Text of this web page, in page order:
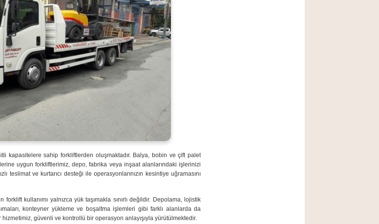
kapasitelere sahip forkliftlerden oluşmaktadır. Balya, bobin ve çift palet
uygun forkliftlerimiz, depo, fabrika veya inşaat alanlarındaki işlerinizi
teslimat ve kurtarıcı desteği ile operasyonlarınızın kesintiye uğramasını
kullanımı yalnızca yük taşımakla sınırlı değildir. Depolama, lojistik
konteyner yükleme ve boşaltma işlemleri gibi farklı alanlarda da
güvenli ve kontrollü bir operasyon anlayışıyla yürütülmektedir.